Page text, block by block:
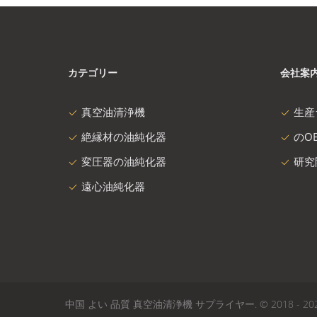
カテゴリー
真空油清浄機
絶縁材の油純化器
変圧器の油純化器
遠心油純化器
会社案
生
の
研
中国 よい 品質 真空油清浄機 サプライヤー. © 2018 -